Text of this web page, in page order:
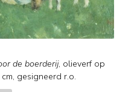
de boerderij, olieverf op
cm, gesigneerd r.o.